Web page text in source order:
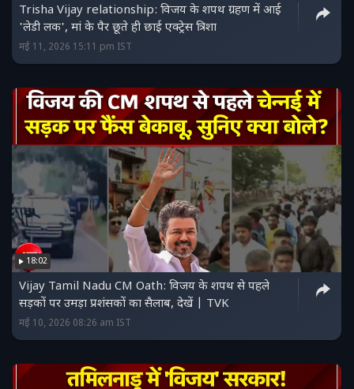
Trisha Vijay relationship: विजय के शपथ ग्रहण में आई
'लेडी लक', मां के पैर छूते ही छाई एक्ट्रेस त्रिशा
मई 11, 2026 15:11 pm IST
18:02
Vijay Tamil Nadu CM Oath: विजय के शपथ से पहले
सड़कों पर उमड़ा प्रशंसकों का सैलाब, देखें | TVK
मई 10, 2026 08:26 am IST